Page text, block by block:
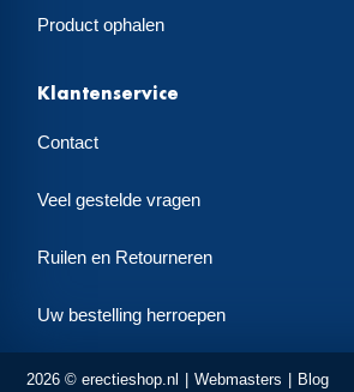
Product ophalen
Klantenservice
Contact
Veel gestelde vragen
Ruilen en Retourneren
Uw bestelling herroepen
2026 © erectieshop.nl Webmasters Blog